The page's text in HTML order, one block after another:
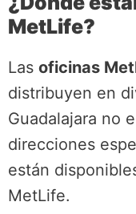
MetLife?
Las oficinas
distribuyen en
Guadalajara no
direcciones
están
MetLife.